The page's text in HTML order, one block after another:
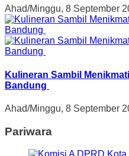
Ahad/Minggu, 8 September
Kulineran Sambil
Bandung
Ahad/Minggu, 8 September
Pariwara